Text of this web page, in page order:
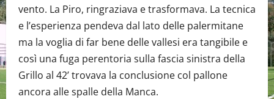
vento. La Piro, ringraziava e trasformava. La tecnica
e l’esperienza pendeva dal lato delle palermitane
ma la voglia di far bene delle vallesi era tangibile e
così una fuga perentoria sulla fascia sinistra della
Grillo al 42’ trovava la conclusione col pallone
ancora alle spalle della Manca.